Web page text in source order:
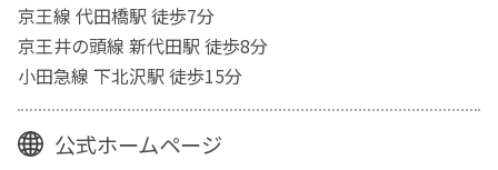
京王線 代田橋駅 徒歩7分
京王井の頭線 新代田駅 徒歩8分
小田急線 下北沢駅 徒歩15分
公式ホームページ